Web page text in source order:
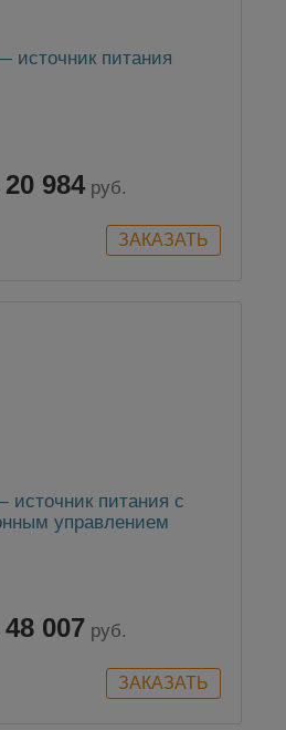
источник питания
20 984 руб.
источник питания с
управлением
48 007 руб.